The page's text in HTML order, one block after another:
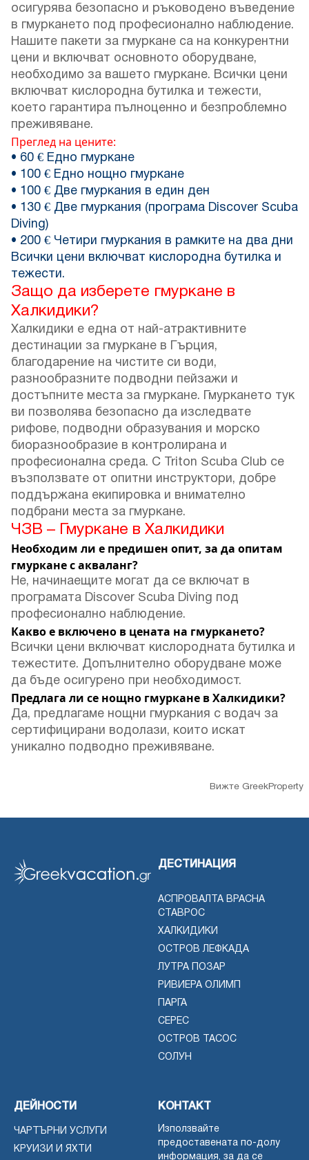
осигурява безопасно и ръководено въведение
в гмуркането под професионално наблюдение.
Нашите пакети за гмуркане са на конкурентни
цени и включват основното оборудване,
необходимо за вашето гмуркане. Всички цени
включват кислородна бутилка и тежести,
което гарантира пълноценно и безпроблемно
преживяване.
Преглед на цените:
• 60 € Едно гмуркане
• 100 € Едно нощно гмуркане
• 100 € Две гмуркания в един ден
• 130 € Две гмуркания (програма Discover Scuba
Diving)
• 200 € Четири гмуркания в рамките на два дни
Всички цени включват кислородна бутилка и
тежести.
Защо да изберете гмуркане в
Халкидики?
Халкидики е една от най-атрактивните
дестинации за гмуркане в Гърция,
благодарение на чистите си води,
разнообразните подводни пейзажи и
достъпните места за гмуркане. Гмуркането тук
ви позволява безопасно да изследвате
рифове, подводни образувания и морско
биоразнообразие в контролирана и
професионална среда. С Triton Scuba Club се
възползвате от опитни инструктори, добре
поддържана екипировка и внимателно
подбрани места за гмуркане.
ЧЗВ – Гмуркане в Халкидики
Необходим ли е предишен опит, за да опитам
гмуркане с акваланг?
Не, начинаещите могат да се включат в
програмата Discover Scuba Diving под
професионално наблюдение.
Какво е включено в цената на гмуркането?
Всички цени включват кислородната бутилка и
тежестите. Допълнително оборудване може
да бъде осигурено при необходимост.
Предлага ли се нощно гмуркане в Халкидики?
Да, предлагаме нощни гмуркания с водач за
сертифицирани водолази, които искат
уникално подводно преживяване.
Вижте GreekProperty
ДЕСТИНАЦИЯ
АСПРОВАЛТА ВРАСНА
СТАВРОС
ХАЛКИДИКИ
ОСТРОВ ЛЕФКАДА
ЛУТРА ПОЗАР
РИВИЕРА ОЛИМП
ПАРГА
СЕРЕС
ОСТРОВ ТАСОС
СОЛУН
ДЕЙНОСТИ
ЧАРТЪРНИ УСЛУГИ
КРУИЗИ И ЯХТИ
КОНТАКТ
Използвайте
предоставената по-долу
информация, за да се